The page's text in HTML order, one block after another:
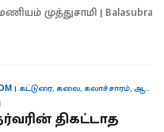
முத்துசாமி |
| கட்டுரை, கலை, கலாச்சாரம்,ஆளுமைகள்
திகட்டாத